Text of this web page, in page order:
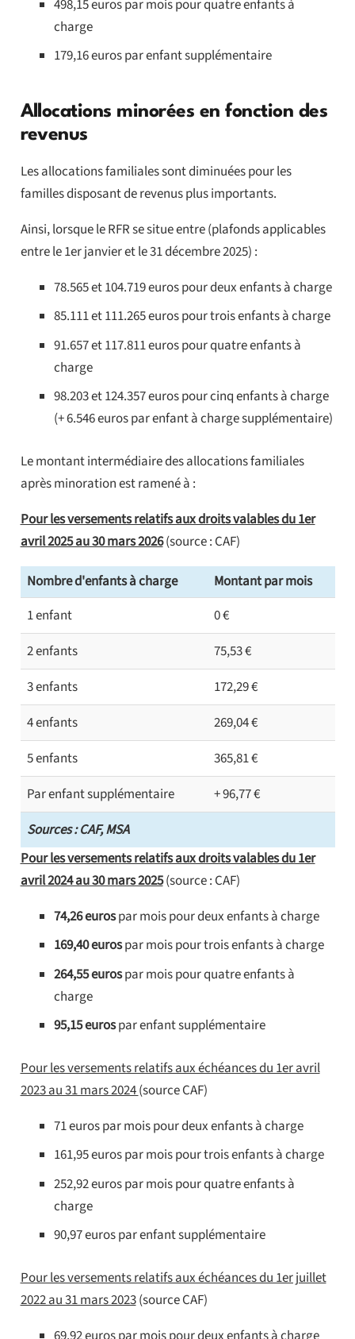
498,15 euros par mois pour quatre enfants à
charge
179,16 euros par enfant supplémentaire
Allocations minorées en fonction des
revenus
Les allocations familiales sont diminuées pour les
familles disposant de revenus plus importants.
Ainsi, lorsque le RFR se situe entre (plafonds applicables
entre le 1er janvier et le 31 décembre 2025) :
78.565 et 104.719 euros pour deux enfants à charge
85.111 et 111.265 euros pour trois enfants à charge
91.657 et 117.811 euros pour quatre enfants à
charge
98.203 et 124.357 euros pour cinq enfants à charge
(+ 6.546 euros par enfant à charge supplémentaire)
Le montant intermédiaire des allocations familiales
après minoration est ramené à :
Pour les versements relatifs aux droits valables du 1er
avril 2025 au 30 mars 2026(source : CAF)
Nombre d'enfants à charge Montant par mois
Sources : CAF, MSA
1 enfant
0 €
2 enfants
75,53 €
3 enfants
172,29 €
4 enfants
269,04 €
5 enfants
365,81 €
Par enfant supplémentaire
+ 96,77 €
Pour les versements relatifs aux droits valables du 1er
avril 2024 au 30 mars 2025(source : CAF)
74,26 eurospar mois pour deux enfants à charge
169,40 eurospar mois pour trois enfants à charge
264,55 eurospar mois pour quatre enfants à
charge
95,15 eurospar enfant supplémentaire
Pour les versements relatifs aux échéances du 1er avril
2023 au 31 mars 2024(source CAF)
71 euros par mois pour deux enfants à charge
161,95 euros par mois pour trois enfants à charge
252,92 euros par mois pour quatre enfants à
charge
90,97 euros par enfant supplémentaire
Pour les versements relatifs aux échéances du 1er juillet
2022 au 31 mars 2023(source CAF)